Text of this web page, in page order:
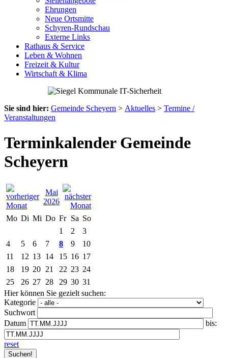
Ehrungen
Neue Ortsmitte
Schyren-Rundschau
Externe Links
Rathaus & Service
Leben & Wohnen
Freizeit & Kultur
Wirtschaft & Klima
Sie sind hier: Gemeinde Scheyern > Aktuelles > Termine /
Veranstaltungen
Terminkalender Gemeinde
Scheyern
Mai
2026
Mo Di Mi Do Fr Sa So
1
2
3
4
5 6 7 8 9
10
11
12 13 14 15 16 17
18
19 20 21 22 23 24
25
26 27 28 29 30 31
Hier können Sie gezielt suchen:
Kategorie
Suchwort
Datum
bis:
reset